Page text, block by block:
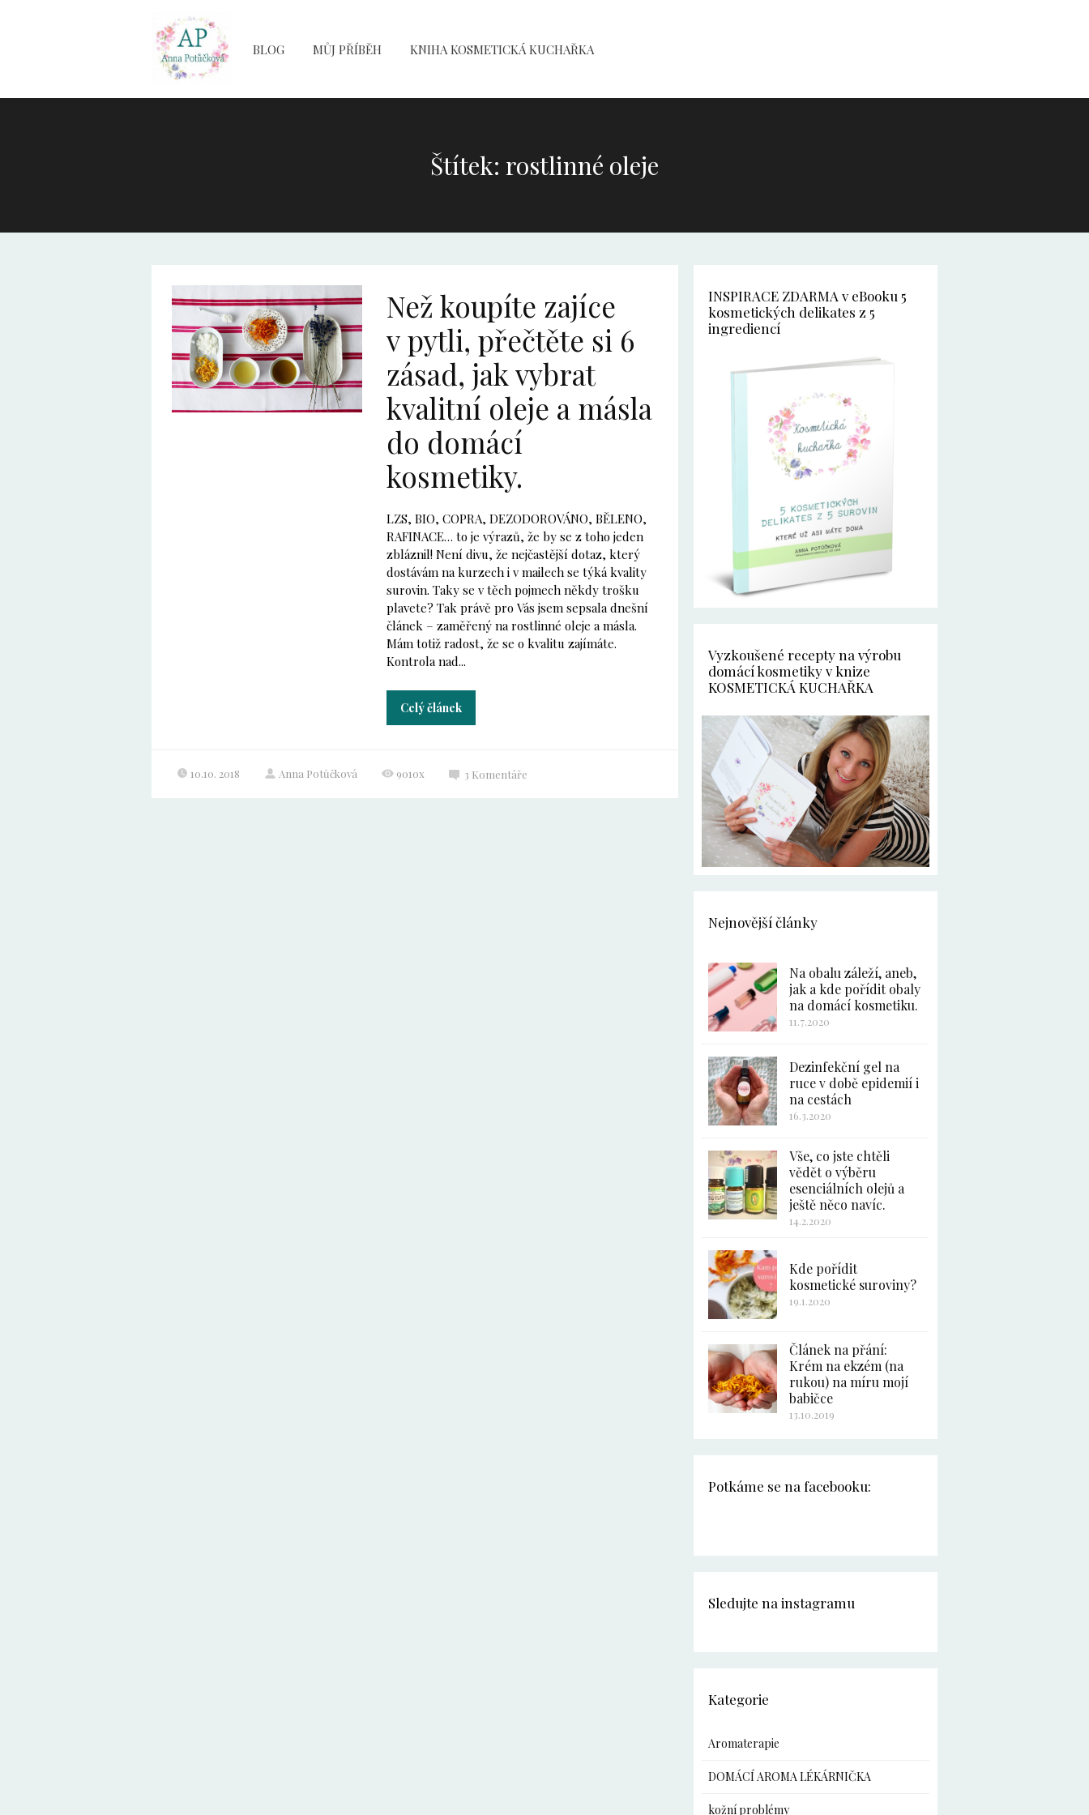
BLOG MŮJ PŘÍBĚH KNIHA KOSMETICKÁ KUCHAŘKA
Štítek: rostlinné oleje
Než koupíte zajíce
v pytli, přečtěte si 6
zásad, jak vybrat
kvalitní oleje a másla
do domácí
kosmetiky.
LZS, BIO, COPRA, DEZODOROVÁNO, BĚLENO,
RAFINACE… to je výrazů, že by se z toho jeden
zbláznil! Není divu, že nejčastější dotaz, který
dostávám na kurzech i v mailech se týká kvality
surovin. Taky se v těch pojmech někdy trošku
plavete? Tak právě pro Vás jsem sepsala dnešní
článek – zaměřený na rostlinné oleje a másla.
Mám totiž radost, že se o kvalitu zajímáte.
Kontrola nad...
Celý článek
10.10. 2018 Anna Potůčková 9010x 3 Komentáře
INSPIRACE ZDARMA v eBooku 5
kosmetických delikates z 5
ingrediencí
Vyzkoušené recepty na výrobu
domácí kosmetiky v knize
KOSMETICKÁ KUCHAŘKA
Nejnovější články
Na obalu záleží, aneb,
jak a kde pořídit obaly
na domácí kosmetiku.
11.7.2020
Dezinfekční gel na
ruce v době epidemií i
na cestách
16.3.2020
Vše, co jste chtěli
vědět o výběru
esenciálních olejů a
ještě něco navíc.
14.2.2020
Kde pořídit
kosmetické suroviny?
19.1.2020
Článek na přání:
Krém na ekzém (na
rukou) na míru mojí
babičce
13.10.2019
Potkáme se na facebooku:
Sledujte na instagramu
Kategorie
Aromaterapie
DOMÁCÍ AROMA LÉKÁRNIČKA
kožní problémy